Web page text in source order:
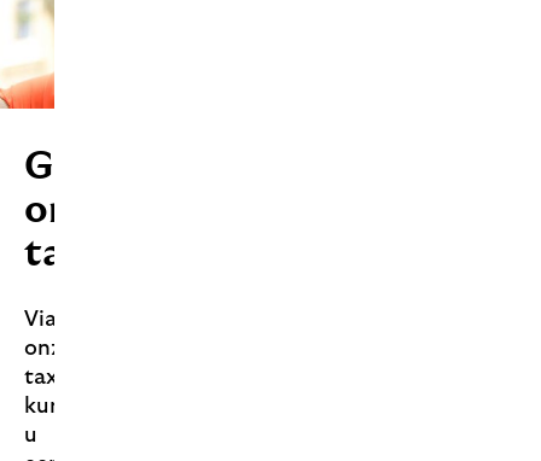
Gebruik
onze
taxatieservice
Via
onze
taxatieservice
kunt
u